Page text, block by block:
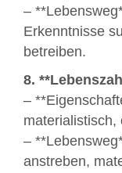
–
Erkenntnisse
betreiben.
8.
–
materialistisch,
–
anstreben,